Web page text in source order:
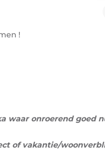
!
waar onroerend goed
of vakantie/